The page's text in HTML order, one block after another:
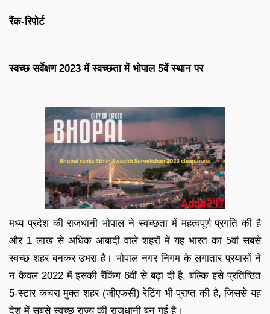
रैंक-रिपोर्ट
स्वच्छ सर्वेक्षण 2023 में स्वच्छता में भोपाल 5वें स्थान पर
मध्य प्रदेश की राजधानी भोपाल ने स्वच्छता में महत्वपूर्ण प्रगति की है
और 1 लाख से अधिक आबादी वाले शहरों में यह भारत का 5वां सबसे
स्वच्छ शहर बनकर उभरा है। भोपाल नगर निगम के लगातार प्रयासों ने
न केवल 2022 में इसकी रैंकिंग 6वीं से बढ़ा दी है, बल्कि इसे प्रतिष्ठित
5-स्टार कचरा मुक्त शहर (जीएफसी) रेटिंग भी प्राप्त की है, जिससे यह
देश में सबसे स्वच्छ राज्य की राजधानी बन गई है।